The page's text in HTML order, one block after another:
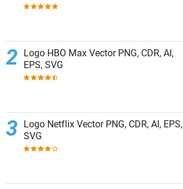
Logo HBO Max Vector PNG, CDR, AI,
EPS, SVG
Logo Netflix Vector PNG, CDR, AI, EPS,
SVG